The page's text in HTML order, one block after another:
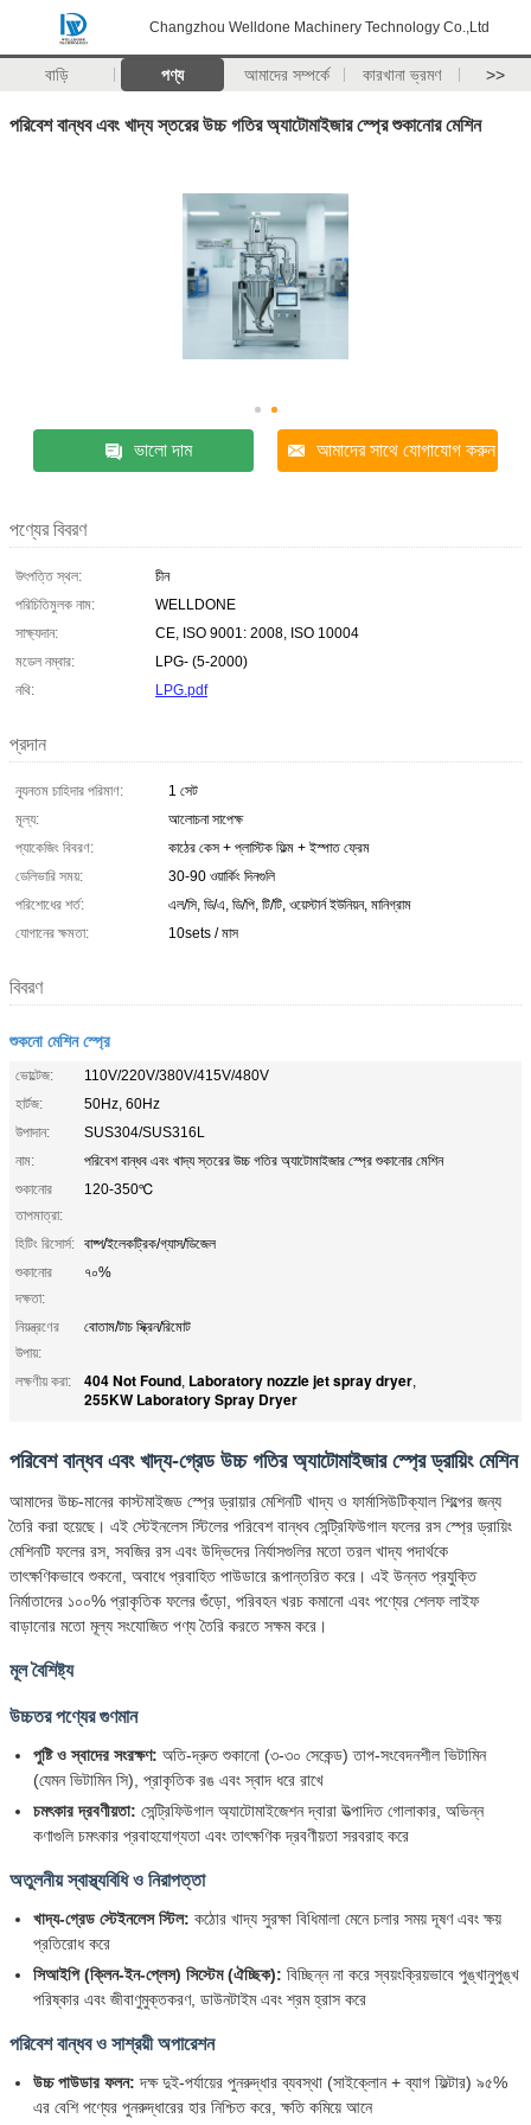
Changzhou Welldone Machinery Technology Co.,Ltd
বাড়ি পণ্য আমাদের সম্পর্কে কারখানা ভ্রমণ >>
পরিবেশ বান্ধব এবং খাদ্য স্তরের উচ্চ গতির অ্যাটোমাইজার স্প্রে শুকানোর মেশিন
ভালো দাম আমাদের সাথে যোগাযোগ করুন
পণ্যের বিবরণ
উৎপত্তি স্থল:
চীন
পরিচিতিমুলক নাম:
WELLDONE
সাক্ষ্যদান:
CE, ISO 9001: 2008, ISO 10004
মডেল নম্বার:
LPG- (5-2000)
নথি:
LPG.pdf
প্রদান
ন্যূনতম চাহিদার পরিমাণ:
1 সেট
মূল্য:
আলোচনা সাপেক্ষ
প্যাকেজিং বিবরণ:
কাঠের কেস + প্লাস্টিক ফিল্ম + ইস্পাত ফ্রেম
ডেলিভারি সময়:
30-90 ওয়ার্কিং দিনগুলি
পরিশোধের শর্ত:
এল/সি, ডি/এ, ডি/পি, টি/টি, ওয়েস্টার্ন ইউনিয়ন, মানিগ্রাম
যোগানের ক্ষমতা:
10sets / মাস
বিবরণ
শুকনো মেশিন স্প্রে
ভোল্টেজ:
110V/220V/380V/415V/480V
হার্টজ:
50Hz, 60Hz
উপাদান:
SUS304/SUS316L
নাম:
পরিবেশ বান্ধব এবং খাদ্য স্তরের উচ্চ গতির অ্যাটোমাইজার স্প্রে শুকানোর মেশিন
শুকানোর
তাপমাত্রা:
120-350℃
হিটিং রিসোর্স: বাষ্প/ইলেকট্রিক/গ্যাস/ডিজেল
শুকানোর
দক্ষতা:
৭০%
নিয়ন্ত্রণের
উপায়:
বোতাম/টাচ স্ক্রিন/রিমোট
লক্ষণীয় করা: 404 Not Found, Laboratory nozzle jet spray dryer,
255KW Laboratory Spray Dryer
পরিবেশ বান্ধব এবং খাদ্য-গ্রেড উচ্চ গতির অ্যাটোমাইজার স্প্রে ড্রায়িং মেশিন
আমাদের উচ্চ-মানের কাস্টমাইজড স্প্রে ড্রায়ার মেশিনটি খাদ্য ও ফার্মাসিউটিক্যাল শিল্পের জন্য
তৈরি করা হয়েছে। এই স্টেইনলেস স্টিলের পরিবেশ বান্ধব সেন্ট্রিফিউগাল ফলের রস স্প্রে ড্রায়িং
মেশিনটি ফলের রস, সবজির রস এবং উদ্ভিদের নির্যাসগুলির মতো তরল খাদ্য পদার্থকে
তাৎক্ষণিকভাবে শুকনো, অবাধে প্রবাহিত পাউডারে রূপান্তরিত করে। এই উন্নত প্রযুক্তি
নির্মাতাদের ১০০% প্রাকৃতিক ফলের গুঁড়ো, পরিবহন খরচ কমানো এবং পণ্যের শেলফ লাইফ
বাড়ানোর মতো মূল্য সংযোজিত পণ্য তৈরি করতে সক্ষম করে।
মূল বৈশিষ্ট্য
উচ্চতর পণ্যের গুণমান
পুষ্টি ও স্বাদের সংরক্ষণ: অতি-দ্রুত শুকানো (৩-৩০ সেকেন্ড) তাপ-সংবেদনশীল ভিটামিন
(যেমন ভিটামিন সি), প্রাকৃতিক রঙ এবং স্বাদ ধরে রাখে
চমৎকার দ্রবণীয়তা: সেন্ট্রিফিউগাল অ্যাটোমাইজেশন দ্বারা উত্পাদিত গোলাকার, অভিন্ন
কণাগুলি চমৎকার প্রবাহযোগ্যতা এবং তাৎক্ষণিক দ্রবণীয়তা সরবরাহ করে
অতুলনীয় স্বাস্থ্যবিধি ও নিরাপত্তা
খাদ্য-গ্রেড স্টেইনলেস স্টিল: কঠোর খাদ্য সুরক্ষা বিধিমালা মেনে চলার সময় দূষণ এবং ক্ষয়
প্রতিরোধ করে
সিআইপি (ক্লিন-ইন-প্লেস) সিস্টেম (ঐচ্ছিক): বিচ্ছিন্ন না করে স্বয়ংক্রিয়ভাবে পুঙ্খানুপুঙ্খ
পরিষ্কার এবং জীবাণুমুক্তকরণ, ডাউনটাইম এবং শ্রম হ্রাস করে
পরিবেশ বান্ধব ও সাশ্রয়ী অপারেশন
উচ্চ পাউডার ফলন: দক্ষ দুই-পর্যায়ের পুনরুদ্ধার ব্যবস্থা (সাইক্লোন + ব্যাগ ফিল্টার) ৯৫%
এর বেশি পণ্যের পুনরুদ্ধারের হার নিশ্চিত করে, ক্ষতি কমিয়ে আনে